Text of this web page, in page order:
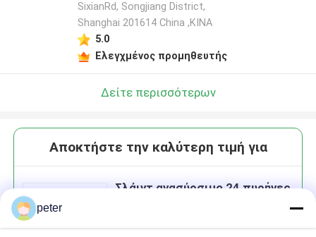
SixianRd, Songjiang District,
Shanghai 201614 China ,ΚΙΝΑ
5.0
Ελεγχμένος προμηθευτής
Δείτε περισσότερων
Αποκτήστε την καλύτερη τιμή για
Σλάιντ ανασύρσιμο 24 πυρήνες
peter